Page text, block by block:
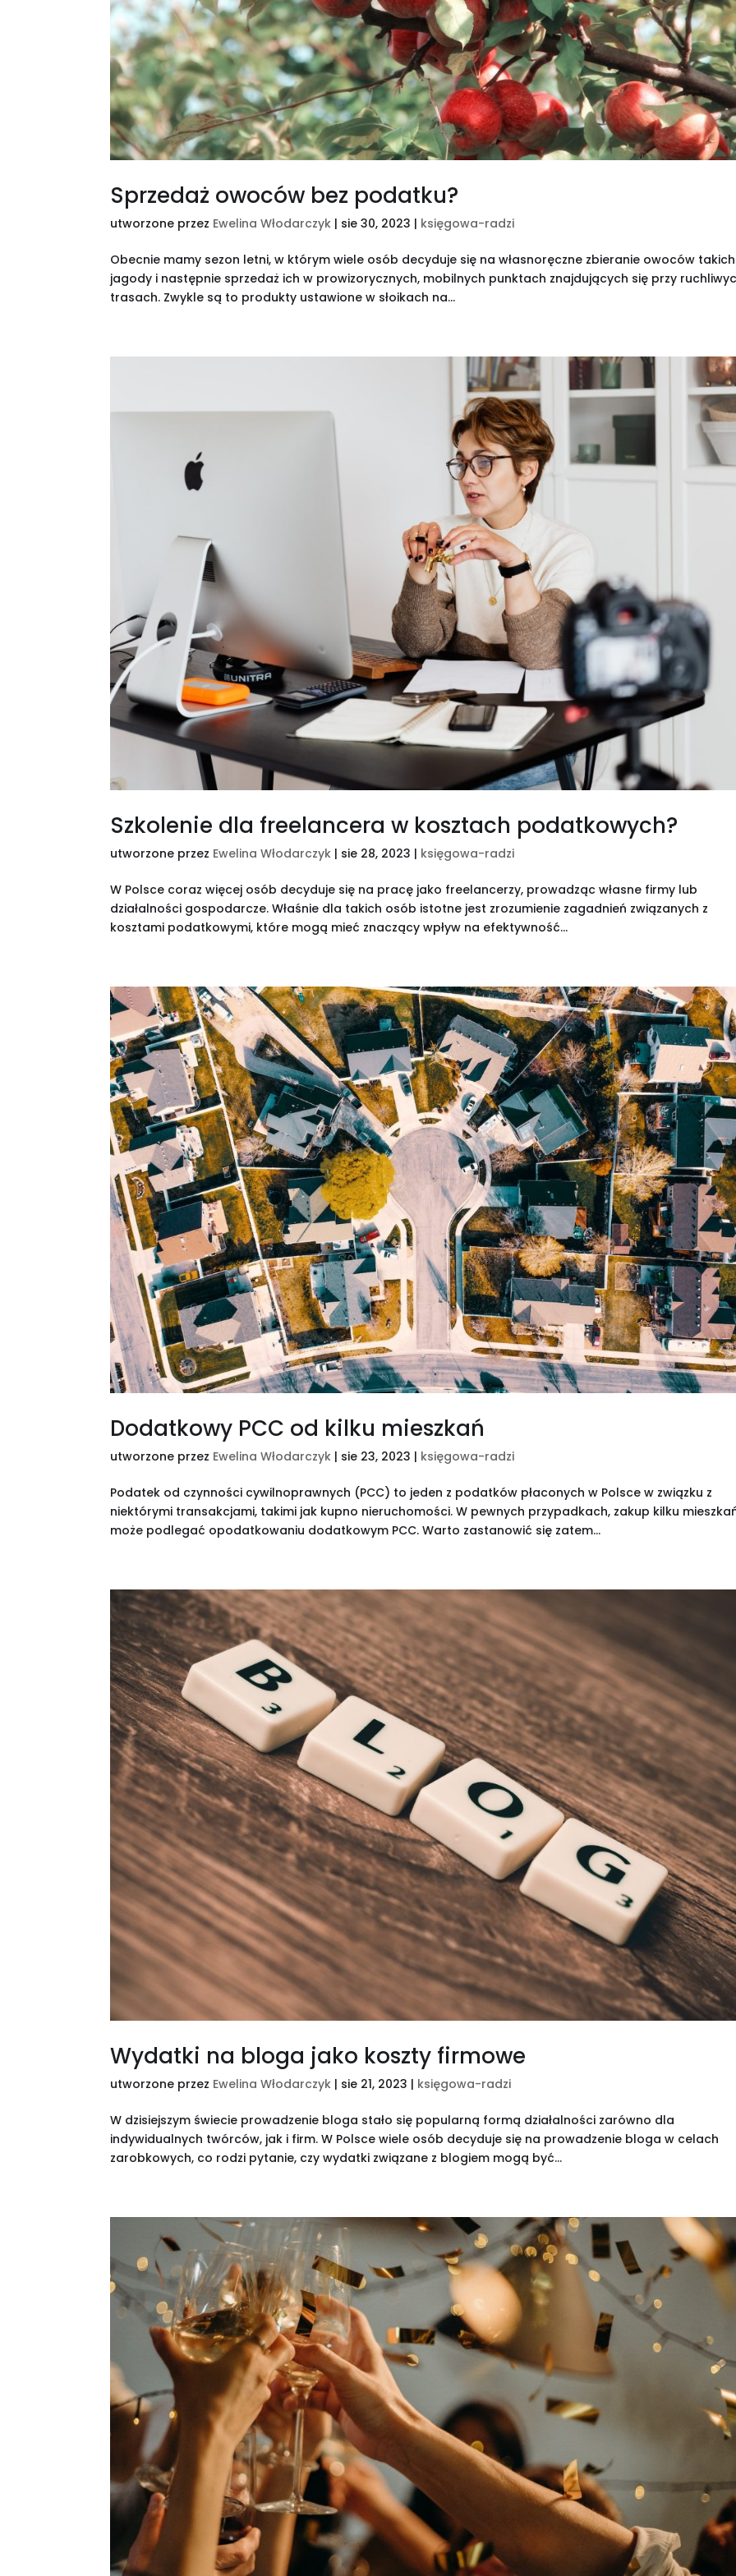
Sprzedaż owoców bez podatku?
utworzone przez Ewelina Włodarczyk | sie 30, 2023 | księgowa-radzi
Obecnie mamy sezon letni, w którym wiele osób decyduje się na własnoręczne zbieranie owoców
jagody i następnie sprzedaż ich w prowizorycznych, mobilnych punktach znajdujących się przy
trasach. Zwykle są to produkty ustawione w słoikach na...
Szkolenie dla freelancera w kosztach podatkowych?
utworzone przez Ewelina Włodarczyk | sie 28, 2023 | księgowa-radzi
W Polsce coraz więcej osób decyduje się na pracę jako freelancerzy, prowadząc własne firmy lub
działalności gospodarcze. Właśnie dla takich osób istotne jest zrozumienie zagadnień związanych z
kosztami podatkowymi, które mogą mieć znaczący wpływ na efektywność...
Dodatkowy PCC od kilku mieszkań
utworzone przez Ewelina Włodarczyk | sie 23, 2023 | księgowa-radzi
Podatek od czynności cywilnoprawnych (PCC) to jeden z podatków płaconych w Polsce w związku z
niektórymi transakcjami, takimi jak kupno nieruchomości. W pewnych przypadkach, zakup kilku
może podlegać opodatkowaniu dodatkowym PCC. Warto zastanowić się zatem...
Wydatki na bloga jako koszty firmowe
utworzone przez Ewelina Włodarczyk | sie 21, 2023 | księgowa-radzi
W dzisiejszym świecie prowadzenie bloga stało się popularną formą działalności zarówno dla
indywidualnych twórców, jak i firm. W Polsce wiele osób decyduje się na prowadzenie bloga w celach
zarobkowych, co rodzi pytanie, czy wydatki związane z blogiem mogą być...